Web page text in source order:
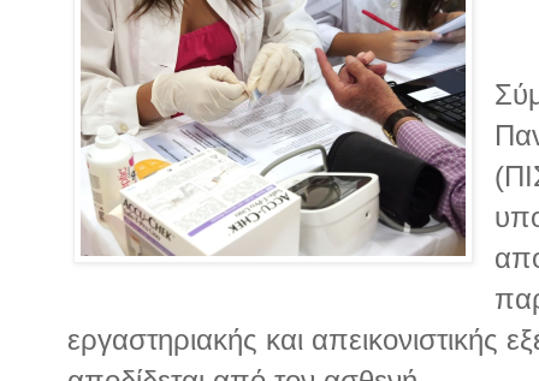
εργαστηριακής και απεικονιστικής